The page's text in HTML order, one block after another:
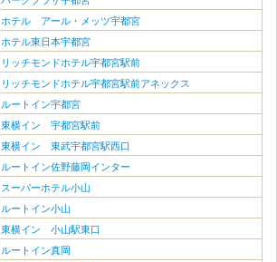
ホテル アール・メッツ宇都宮
ホテル東日本宇都宮
リッチモンドホテル宇都宮駅前
リッチモンドホテル宇都宮駅前アネックス
ルートイン宇都宮
東横イン 宇都宮駅前
東横イン 東武宇都宮駅西口
ルートイン佐野藤岡インター
スーパーホテル小山
ルートイン小山
東横イン 小山駅東口
ルートイン真岡